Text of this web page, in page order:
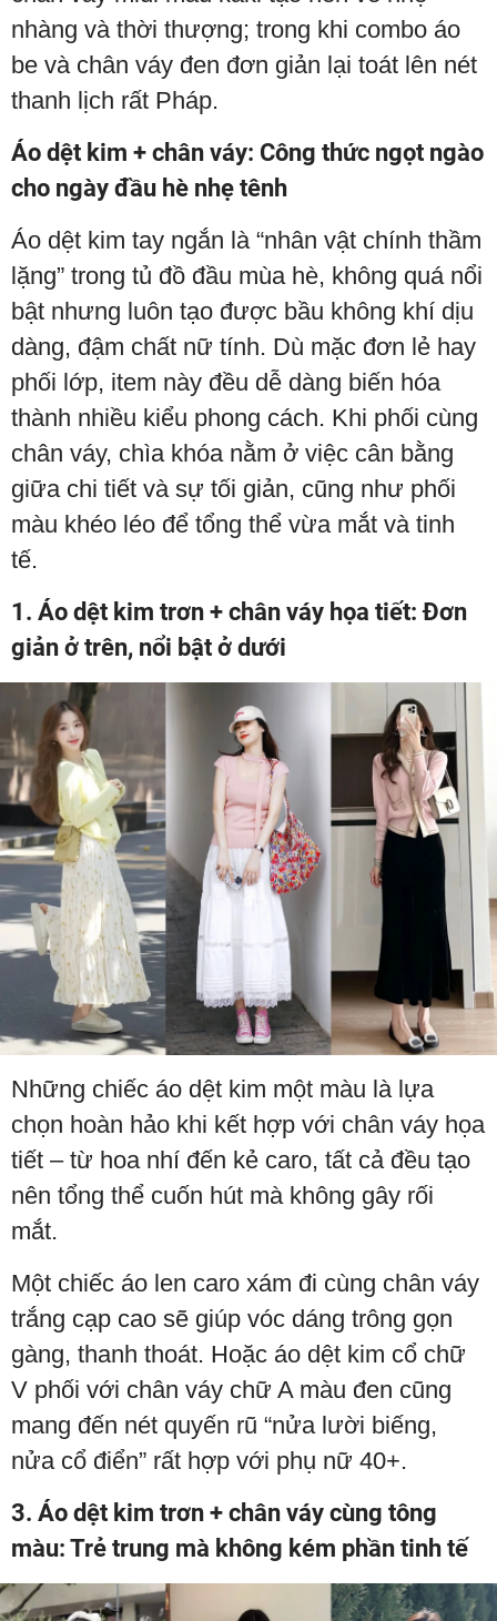
nhàng và thời thượng; trong khi combo áo
be và chân váy đen đơn giản lại toát lên nét
thanh lịch rất Pháp.
Áo dệt kim + chân váy: Công thức ngọt ngào
cho ngày đầu hè nhẹ tênh
Áo dệt kim tay ngắn là “nhân vật chính thầm
lặng” trong tủ đồ đầu mùa hè, không quá nổi
bật nhưng luôn tạo được bầu không khí dịu
dàng, đậm chất nữ tính. Dù mặc đơn lẻ hay
phối lớp, item này đều dễ dàng biến hóa
thành nhiều kiểu phong cách. Khi phối cùng
chân váy, chìa khóa nằm ở việc cân bằng
giữa chi tiết và sự tối giản, cũng như phối
màu khéo léo để tổng thể vừa mắt và tinh
tế.
1. Áo dệt kim trơn + chân váy họa tiết: Đơn
giản ở trên, nổi bật ở dưới
Những chiếc áo dệt kim một màu là lựa
chọn hoàn hảo khi kết hợp với chân váy họa
tiết – từ hoa nhí đến kẻ caro, tất cả đều tạo
nên tổng thể cuốn hút mà không gây rối
mắt.
Một chiếc áo len caro xám đi cùng chân váy
trắng cạp cao sẽ giúp vóc dáng trông gọn
gàng, thanh thoát. Hoặc áo dệt kim cổ chữ
V phối với chân váy chữ A màu đen cũng
mang đến nét quyến rũ “nửa lười biếng,
nửa cổ điển” rất hợp với phụ nữ 40+.
3. Áo dệt kim trơn + chân váy cùng tông
màu: Trẻ trung mà không kém phần tinh tế